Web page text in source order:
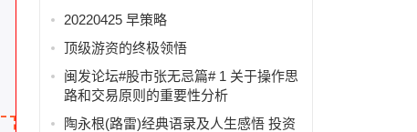
20220425 早策略
顶级游资的终极领悟
闽发论坛#股市张无忌篇# 1 关于操作思
路和交易原则的重要性分析
陶永根(路雷)经典语录及人生感悟 投资